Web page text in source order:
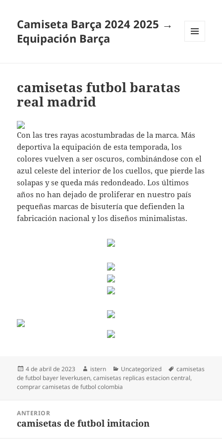
Camiseta Barça 2024 2025 →
Equipación Barça
camisetas futbol baratas
real madrid
Con las tres rayas acostumbradas de la marca. Más
deportiva la equipación de esta temporada, los
colores vuelven a ser oscuros, combinándose con el
azul celeste del interior de los cuellos, que pierde las
solapas y se queda más redondeado. Los últimos
años no han dejado de proliferar en nuestro país
pequeñas marcas de bisutería que defienden la
fabricación nacional y los diseños minimalistas.
Publicado
el
4 de abril de 2023 Autor
istern Categorías
Uncategorized Etiquetas
camisetas
de futbol bayer leverkusen,camisetas replicas estacion central,
comprar camisetas de futbol colombia
entradas
ANTERIOR
Entrada
camisetas de futbol imitacion